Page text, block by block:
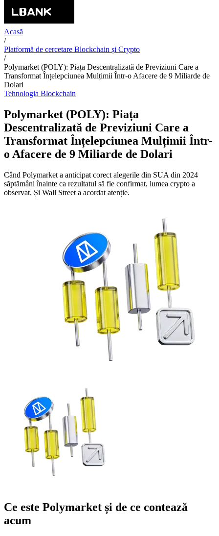
Acasă
/
Platformă de cercetare Blockchain și Crypto
/
Polymarket (POLY): Piața Descentralizată de Previziuni Care a
Transformat Înțelepciunea Mulțimii Într-o Afacere de 9 Miliarde de
Dolari
Tehnologia Blockchain
Polymarket (POLY): Piața
Descentralizată de Previziuni Care a
Transformat Înțelepciunea Mulțimii Într-
o Afacere de 9 Miliarde de Dolari
Când Polymarket a anticipat corect alegerile din SUA din 2024
săptămâni înainte ca rezultatul să fie confirmat, lumea crypto a
observat. Și Wall Street a acordat atenție.
Ce este Polymarket și de ce contează
acum